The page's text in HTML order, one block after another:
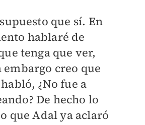
que sí. En
hablaré de
tenga que ver,
embargo creo que
¿No fue a
De hecho lo
que Adal ya aclaró